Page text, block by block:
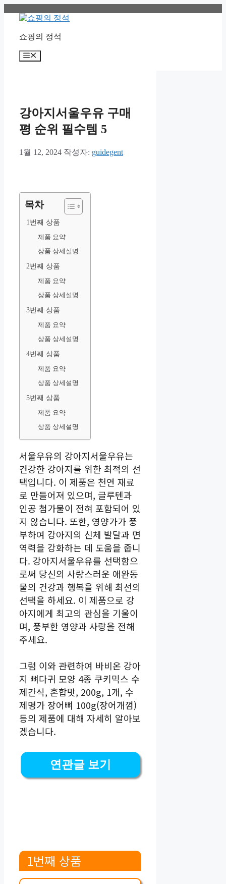
쇼핑의 정석
메
강아지서울우유 구매
평 순위 필수템 5
1월 12, 2024 작성자: guidegent
목차
1번째 상품
제품 요약
상품 상세설명
2번째 상품
제품 요약
상품 상세설명
3번째 상품
제품 요약
상품 상세설명
4번째 상품
제품 요약
상품 상세설명
5번째 상품
제품 요약
상품 상세설명
서울우유의 강아지서울우유는
건강한 강아지를 위한 최적의 선
택입니다. 이 제품은 천연 재료
로 만들어져 있으며, 글루텐과
인공 첨가물이 전혀 포함되어 있
지 않습니다. 또한, 영양가가 풍
부하여 강아지의 신체 발달과 면
역력을 강화하는 데 도움을 줍니
다. 강아지서울우유를 선택함으
로써 당신의 사랑스러운 애완동
물의 건강과 행복을 위해 최선의
선택을 하세요. 이 제품으로 강
아지에게 최고의 관심을 기울이
며, 풍부한 영양과 사랑을 전해
주세요.
그럼 이와 관련하여 바비온 강아
지 뼈다귀 모양 4종 쿠키믹스 수
제간식, 혼합맛, 200g, 1개, 수
제명가 장어뼈 100g(장어개껌)
등의 제품에 대해 자세히 알아보
겠습니다.
연관글 보기
1번째 상품